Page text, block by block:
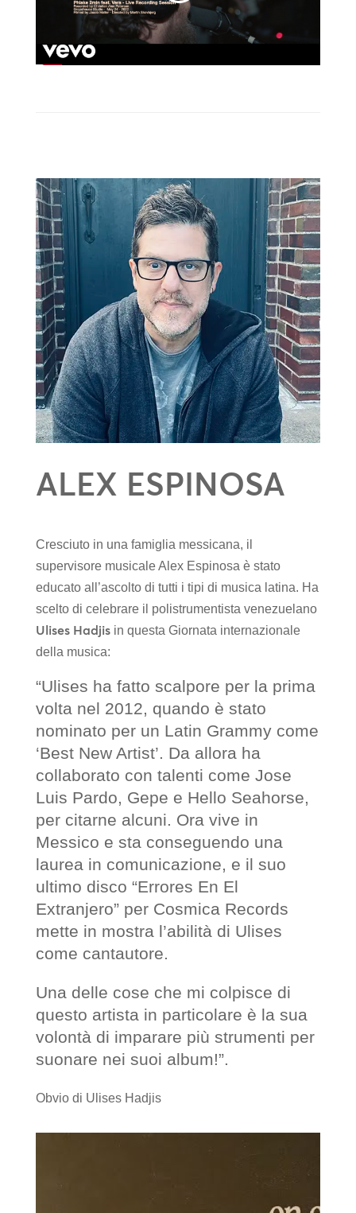
ALEX ESPINOSA
Cresciuto in una famiglia messicana, il
supervisore musicale Alex Espinosa è stato
educato all’ascolto di tutti i tipi di musica latina. Ha
scelto di celebrare il polistrumentista venezuelano
Ulises Hadjisin questa Giornata internazionale
della musica:
“Ulises ha fatto scalpore per la prima
volta nel 2012, quando è stato
nominato per un Latin Grammy come
‘Best New Artist’. Da allora ha
collaborato con talenti come Jose
Luis Pardo, Gepe e Hello Seahorse,
per citarne alcuni. Ora vive in
Messico e sta conseguendo una
laurea in comunicazione, e il suo
ultimo disco “Errores En El
Extranjero” per Cosmica Records
mette in mostra l’abilità di Ulises
come cantautore.
Una delle cose che mi colpisce di
questo artista in particolare è la sua
volontà di imparare più strumenti per
suonare nei suoi album!”.
Obvio di Ulises Hadjis